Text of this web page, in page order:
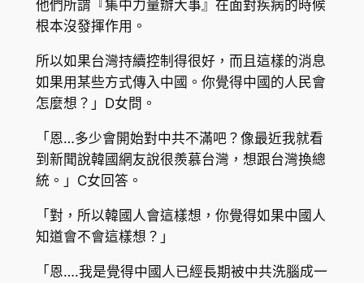
他們所謂『集中力量辦大事』在面對疾病的時候
根本沒發揮作用。
所以如果台灣持續控制得很好，而且這樣的消息
如果用某些方式傳入中國。你覺得中國的人民會
怎麼想？」D女問。
「恩…多少會開始對中共不滿吧？像最近我就看
到新聞說韓國網友說很羨慕台灣，想跟台灣換總
統。」C女回答。
「對，所以韓國人會這樣想，你覺得如果中國人
知道會不會這樣想？」
「恩….我是覺得中國人已經長期被中共洗腦成一